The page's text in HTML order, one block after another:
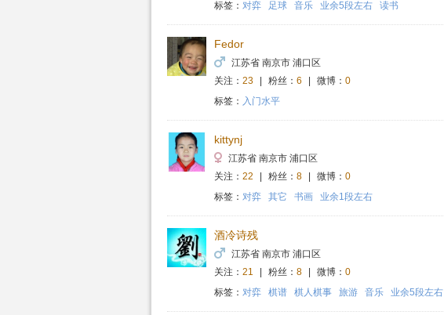
标签： 对弈 足球 音乐 业余5段左右 读书
Fedor
江苏省 南京市 浦口区
关注： 23 粉丝： 6 微博： 0
标签： 入门水平
kittynj
江苏省 南京市 浦口区
关注： 22 粉丝： 8 微博： 0
标签： 对弈 其它 书画 业余1段左右
酒冷诗残
江苏省 南京市 浦口区
关注： 21 粉丝： 8 微博： 0
标签： 对弈 棋谱 棋人棋事 旅游 音乐 业余5段左右